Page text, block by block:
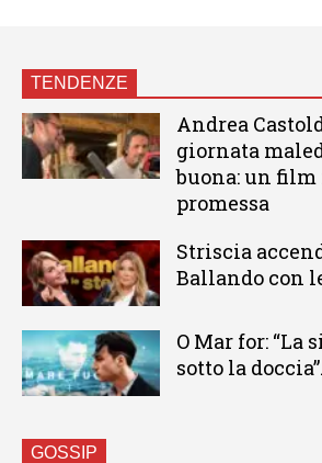
TENDENZE
Andrea
giornata
buona: un film
promessa
Striscia
Ballando con
O Mar for: “La
sotto la
GOSSIP